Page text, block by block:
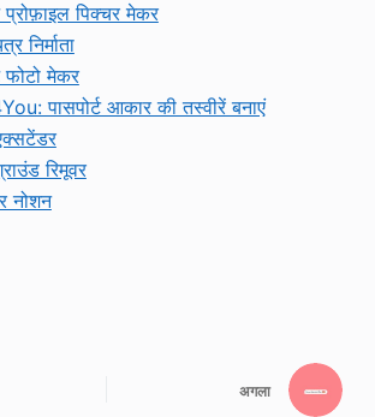
पिक्चर मेकर
निर्माता
फोटो मेकर
पासपोर्ट आकार की तस्वीरें बनाएं
रिमूवर
नोशन
अगला